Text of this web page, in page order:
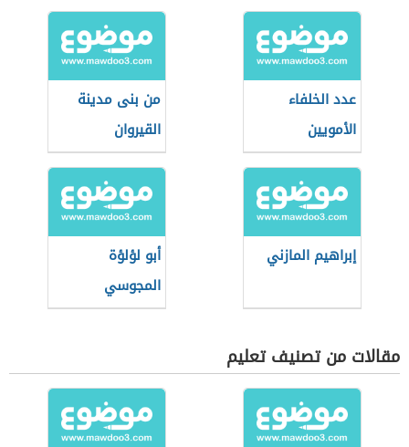
عدد الخلفاء
الأمويين
من بنى مدينة
القيروان
إبراهيم المازني
أبو لؤلؤة
المجوسي
مقالات من تصنيف تعليم